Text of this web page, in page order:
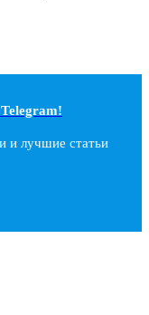
и лучшие статьи